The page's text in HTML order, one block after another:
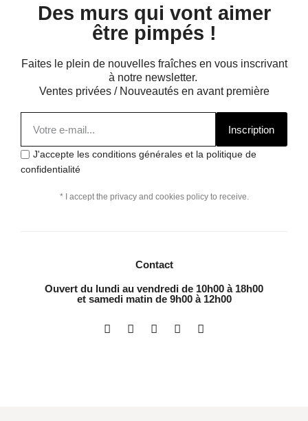
Des murs qui vont aimer
être pimpés !
Faites le plein de nouvelles fraîches en vous inscrivant
à notre newsletter.
Ventes privées / Nouveautés en avant première
Inscription
J'accepte les conditions générales et la politique de
confidentialité
* I accept the privacy and cookies policy to receive.
Contact
Ouvert du lundi au vendredi de 10h00 à 18h00
et samedi matin de 9h00 à 12h00